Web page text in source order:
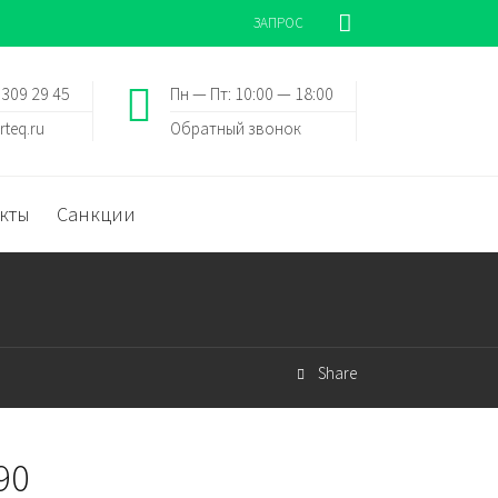
ЗАПРОС
Пн — Пт: 10:00 — 18:00
Обратный звонок
29 45
Санкции
Share